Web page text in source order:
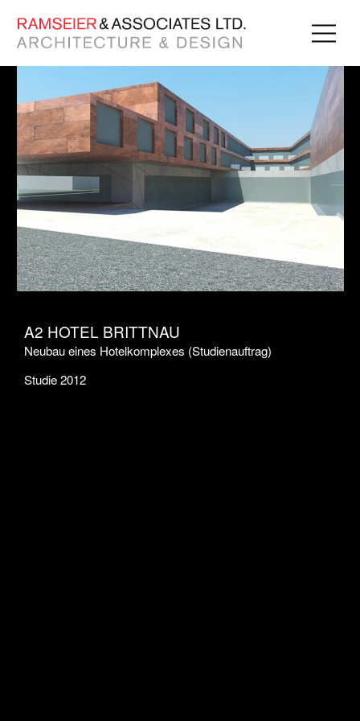
A2 HOTEL BRITTNAU
Neubau eines Hotelkomplexes (Studienauftrag)
Studie 2012